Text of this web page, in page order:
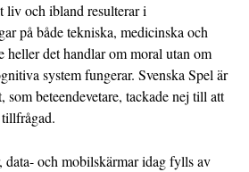
liv och ibland resulterar i
på både tekniska, medicinska och
heller det handlar om moral utan om
system fungerar. Svenska Spel är
beteendevetare, tackade nej till att
och mobilskärmar idag fylls av